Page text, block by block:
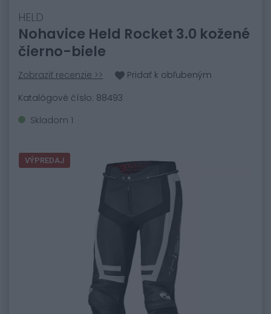
HELD
Nohavice Held Rocket 3.0 kožené
čierno-biele
Zobraziť recenzie >>
Pridať k obľubeným
Katalógové číslo: 88493
Skladom 1
VÝPREDAJ